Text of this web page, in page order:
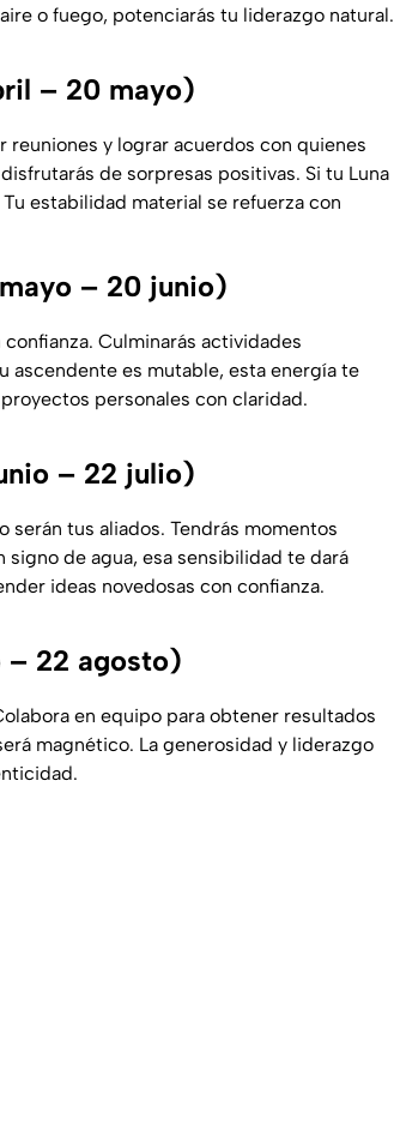
o fuego, potenciarás tu liderazgo natural.
– 20 mayo)
reuniones y lograr acuerdos con quienes
de sorpresas positivas. Si tu Luna
estabilidad material se refuerza con
– 20 junio)
Culminarás actividades
ascendente es mutable, esta energía te
personales con claridad.
– 22 julio)
serán tus aliados. Tendrás momentos
de agua, esa sensibilidad te dará
ideas novedosas con confianza.
– 22 agosto)
en equipo para obtener resultados
magnético. La generosidad y liderazgo